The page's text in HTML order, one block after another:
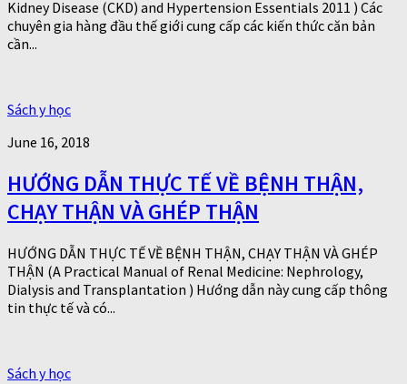
Kidney Disease (CKD) and Hypertension Essentials 2011 ) Các
chuyên gia hàng đầu thế giới cung cấp các kiến thức căn bản
cần...
Sách y học
June 16, 2018
HƯỚNG DẪN THỰC TẾ VỀ BỆNH THẬN,
CHẠY THẬN VÀ GHÉP THẬN
HƯỚNG DẪN THỰC TẾ VỀ BỆNH THẬN, CHẠY THẬN VÀ GHÉP
THẬN (A Practical Manual of Renal Medicine: Nephrology,
Dialysis and Transplantation ) Hướng dẫn này cung cấp thông
tin thực tế và có...
Sách y học